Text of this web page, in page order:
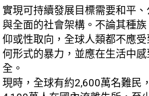
實現可持續發展目標需要和平、
與全面的社會架構。不論其種族
仰或性取向，全球人類都不應受
何形式的暴力，並應在生活中感
全。
現時，全球有約2,600萬名難民